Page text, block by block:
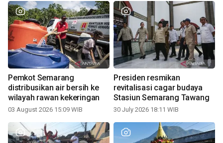
Pemkot Semarang
distribusikan air bersih ke
wilayah rawan kekeringan
03 August 2026 15:09 WIB
Presiden resmikan
revitalisasi cagar budaya
Stasiun Semarang Tawang
30 July 2026 18:11 WIB